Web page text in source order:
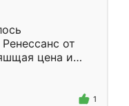
от
цена и
Приехавший
самый
1